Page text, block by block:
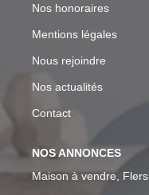
Nos honoraires
Mentions légales
Nous rejoindre
Nos actualités
Contact
NOS ANNONCES
Maison à vendre, Flers